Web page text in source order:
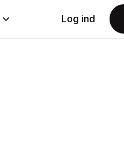
Log ind